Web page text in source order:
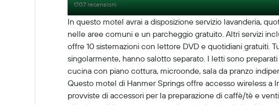
In questo motel avrai a disposizione servizio lavanderia,
nelle aree comuni e un parcheggio gratuito. Altri servizi
offre 10 sistemazioni con lettore DVD e quotidiani gratuiti.
singolarmente, hanno salotto separato. I letti sono
cucina con piano cottura, microonde, sala da pranzo
Questo motel di Hanmer Springs offre accesso wireless a
provviste di accessori per la preparazione di caffè/tè e
1707 recensioni